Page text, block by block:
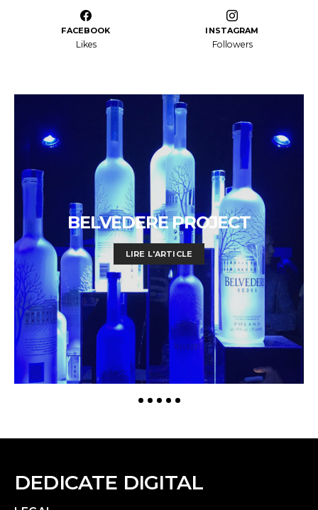
FACEBOOK
Likes
INSTAGRAM
Followers
BELVEDERE PROJECT
LIRE L'ARTICLE
DEDICATE DIGITAL